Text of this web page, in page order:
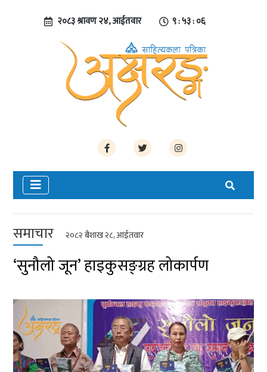
२०८३ श्रावण २४, आईतवार ९ : ५३ : ०७
समाचार २०८२ बैशाख २८, आईतवार
‘सुनौलो जून’ हाइकुसङ्ग्रह लोकार्पण